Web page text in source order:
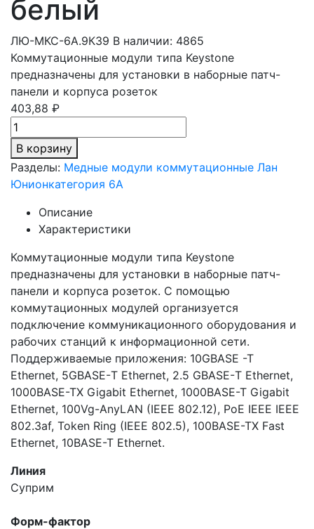
белый
ЛЮ-МКС-6A.9К39 В наличии: 4865
Коммутационные модули типа Keystone
предназначены для установки в наборные патч-
панели и корпуса розеток
403,88 ₽
В корзину
Разделы: Медные модули коммутационные Лан
Юнионкатегория 6A
Описание
Характеристики
Коммутационные модули типа Keystone
предназначены для установки в наборные патч-
панели и корпуса розеток. С помощью
коммутационных модулей организуется
подключение коммуникационного оборудования и
рабочих станций к информационной сети.
Поддерживаемые приложения: 10GBASE -T
Ethernet, 5GBASE-Т Ethernet, 2.5 GBASE-Т Ethernet,
1000BASE-TX Gigabit Ethernet, 1000BASE-T Gigabit
Ethernet, 100Vg-AnyLAN (IEEE 802.12), PoE IEEE IEEE
802.3af, Token Ring (IEEE 802.5), 100BASE-TX Fast
Ethernet, 10BASE-T Ethernet.
Линия
Суприм
Форм-фактор